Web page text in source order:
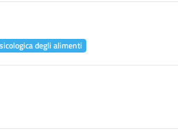
degli alimenti